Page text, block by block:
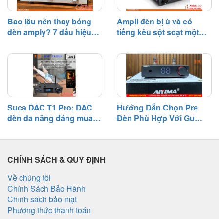
Bao lâu nên thay bóng
đèn amply? 7 dấu hiệu
Ampli đèn bị ù và có
tiếng kêu sột soạt một
cách khắc phục
Suca DAC T1 Pro: DAC
đèn đa năng đáng mua
Hướng Dẫn Chọn Pre
Đèn Phù Hợp Với Gu
CHÍNH SÁCH & QUY ĐỊNH
Về chúng tôi
Chính Sách Bảo Hành
Chính sách bảo mật
Phương thức thanh toán